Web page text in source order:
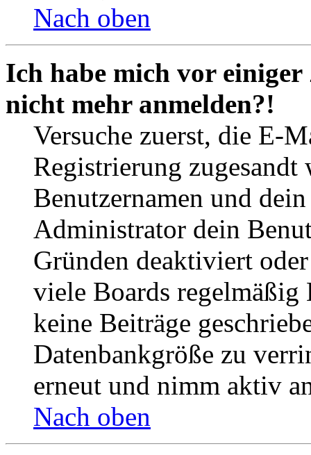
Nach oben
Ich habe mich vor
nicht mehr anmelden?!
Versuche zuerst, die E-
Registrierung
Benutzernamen und
Administrator dein
Gründen deaktiviert
viele Boards
keine Beiträge
Datenbankgröße zu
erneut und nimm aktiv
Nach oben